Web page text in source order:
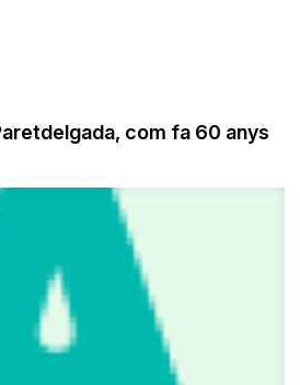
com fa 60 anys